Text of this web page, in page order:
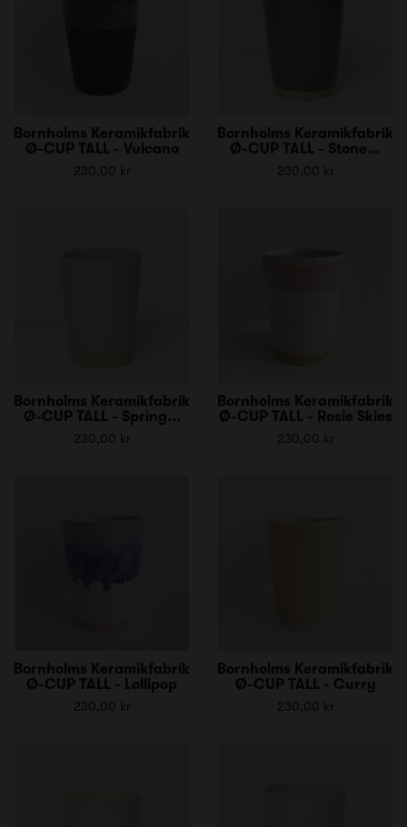
Bornholms Keramikfabrik
Ø-CUP TALL - Vulcano
230,00 kr
Bornholms Keramikfabrik
Ø-CUP TALL - Stone...
230,00 kr
Bornholms Keramikfabrik
Ø-CUP TALL - Spring...
230,00 kr
Bornholms Keramikfabrik
Ø-CUP TALL - Rosie Skies
230,00 kr
Bornholms Keramikfabrik
Ø-CUP TALL - Lollipop
230,00 kr
Bornholms Keramikfabrik
Ø-CUP TALL - Curry
230,00 kr